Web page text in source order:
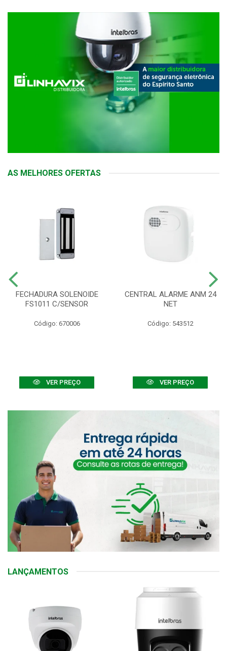
AS MELHORES OFERTAS
FECHADURA SOLENOIDE
FS1011 C/SENSOR
Código: 670006
VER PREÇO
CENTRAL ALARME ANM 24
NET
Código: 543512
VER PREÇO
LANÇAMENTOS